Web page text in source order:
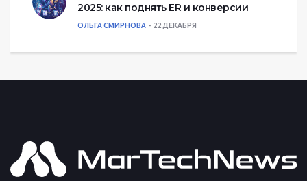
2025: как поднять ER и конверсии
ОЛЬГА СМИРНОВА 22 ДЕКАБРЯ